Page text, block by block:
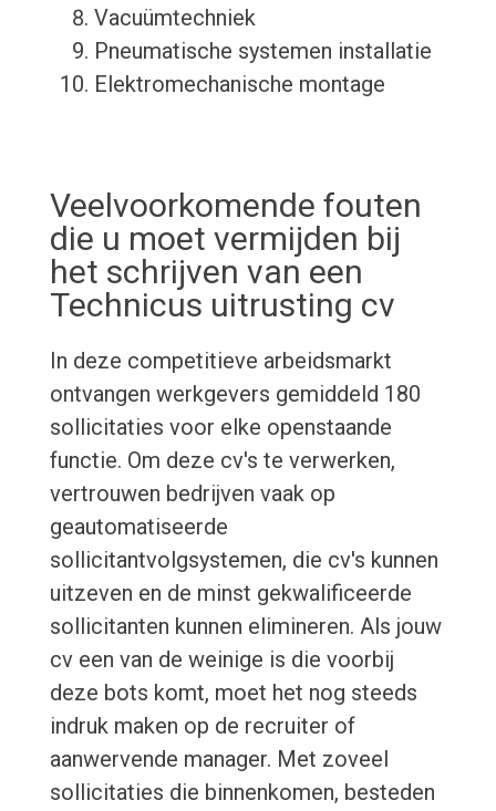
Vacuümtechniek
Pneumatische systemen installatie
Elektromechanische montage
Veelvoorkomende fouten
die u moet vermijden bij
het schrijven van een
Technicus uitrusting cv
In deze competitieve arbeidsmarkt
ontvangen werkgevers gemiddeld 180
sollicitaties voor elke openstaande
functie. Om deze cv's te verwerken,
vertrouwen bedrijven vaak op
geautomatiseerde
sollicitantvolgsystemen, die cv's kunnen
uitzeven en de minst gekwalificeerde
sollicitanten kunnen elimineren. Als jouw
cv een van de weinige is die voorbij
deze bots komt, moet het nog steeds
indruk maken op de recruiter of
aanwervende manager. Met zoveel
sollicitaties die binnenkomen, besteden